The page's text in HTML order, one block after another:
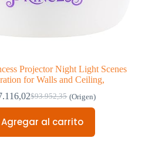
Projector Night Light Scenes
for Walls and Ceiling,
$93.952,35 (Origen)
Agregar al carrito